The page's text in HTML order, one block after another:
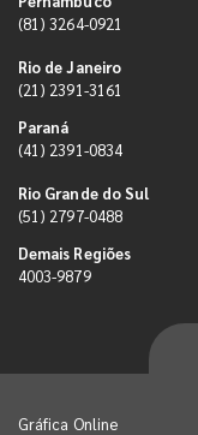
(81) 3264-0921
Rio de Janeiro
(21) 2391-3161
Paraná
(41) 2391-0834
Rio Grande do Sul
(51) 2797-0488
Demais Regiões
4003-9879
Gráfica Online